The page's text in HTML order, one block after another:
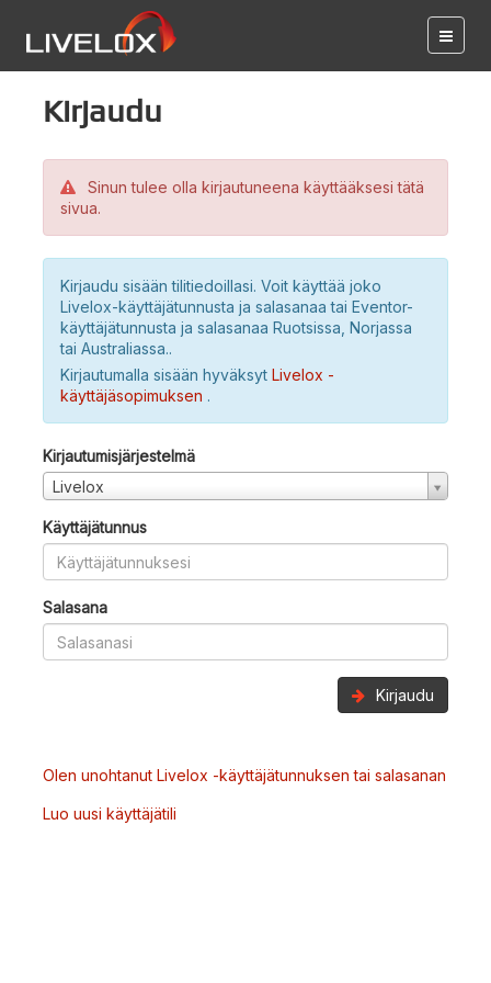
Kirjaudu
Sinun tulee olla kirjautuneena käyttääksesi tätä
sivua.
Kirjaudu sisään tilitiedoillasi. Voit käyttää joko
Livelox-käyttäjätunnusta ja salasanaa tai Eventor-
käyttäjätunnusta ja salasanaa Ruotsissa, Norjassa
tai Australiassa..
Kirjautumalla sisään hyväksyt Livelox -
käyttäjäsopimuksen .
Kirjautumisjärjestelmä
Livelox
Käyttäjätunnus
Salasana
Kirjaudu
Olen unohtanut Livelox -käyttäjätunnuksen tai salasanan
Luo uusi käyttäjätili